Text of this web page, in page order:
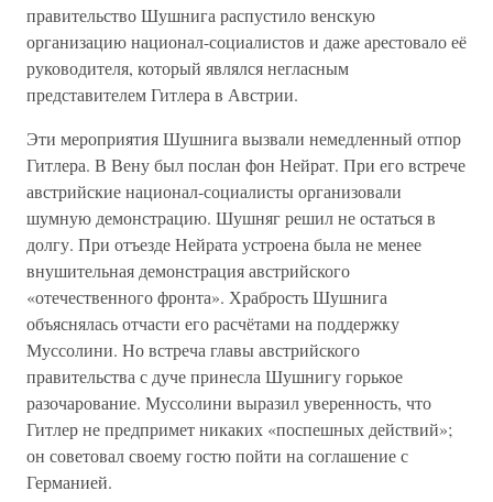
правительство Шушнига распустило венскую
организацию национал-социалистов и даже арестовало её
руководителя, который являлся негласным
представителем Гитлера в Австрии.
Эти мероприятия Шушнига вызвали немедленный отпор
Гитлера. В Вену был послан фон Нейрат. При его встрече
австрийские национал-социалисты организовали
шумную демонстрацию. Шушняг решил не остаться в
долгу. При отъезде Нейрата устроена была не менее
внушительная демонстрация австрийского
«отечественного фронта». Храбрость Шушнига
объяснялась отчасти его расчётами на поддержку
Муссолини. Но встреча главы австрийского
правительства с дуче принесла Шушнигу горькое
разочарование. Муссолини выразил уверенность, что
Гитлер не предпримет никаких «поспешных действий»;
он советовал своему гостю пойти на соглашение с
Германией.